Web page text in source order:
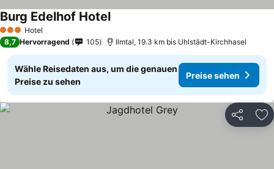
3 SterneHotel
Burg Edelhof HotelPreise sehen
8,7 Hervorragend 105 Ilmtal, 19.3 km bis Uhlstädt-Kirchhasel
Wähle Reisedaten aus, um die genauen
Preise zu sehen
Preise sehen
Teilen